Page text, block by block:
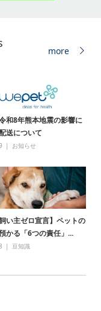
more
和8年熊本地震の影響に
送について
お知らせ
い主ゼロ宣言】ペットの
かる「6つの責任」...
豆知識